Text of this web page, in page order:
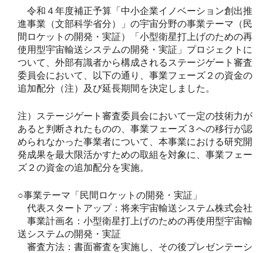
令和４年度補正予算「中小企業イノベーション創出推
進事業（文部科学省分）」の宇宙分野の事業テーマ（民
間ロケットの開発・実証）「小型衛星打上げのための再
使用型宇宙輸送システムの開発・実証」プロジェクトに
ついて、外部有識者から構成されるステージゲート審査
委員会において、以下の通り、事業フェーズ２の資金の
追加配分（注）及び延長期間を決定しました。
注）ステージゲート審査委員会において一定の技術力が
あると判断されたものの、事業フェーズ３への移行が認
められなかった事業者について、本事業における研究開
発成果を最大限活かすための取組を対象に、事業フェー
ズ２の資金の追加配分を実施。
○事業テーマ「民間ロケットの開発・実証」
代表スタートアップ：将来宇宙輸送システム株式会社
事業計画名：小型衛星打上げのための再使用型宇宙輸
送システムの開発・実証
審査方法：書面審査を実施し、その後プレゼンテーシ